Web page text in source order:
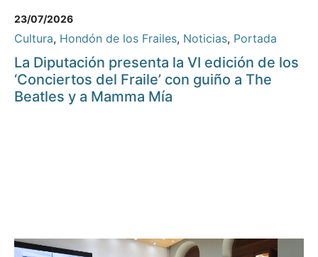
23/07/2026
Cultura, Hondón de los Frailes, Noticias, Portada
La Diputación presenta la VI edición de los
‘Conciertos del Fraile’ con guiño a The
Beatles y a Mamma Mía